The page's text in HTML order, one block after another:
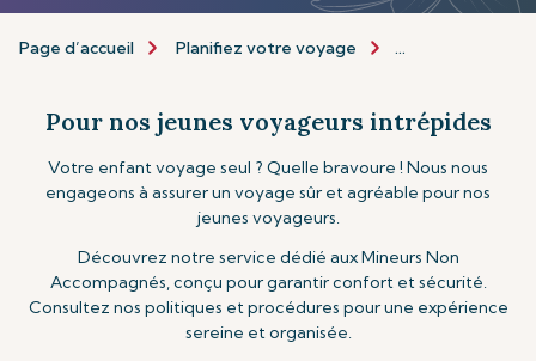
Page d’accueil Planifiez votre voyage Informations de
Pour nos jeunes voyageurs intrépides
Votre enfant voyage seul ? Quelle bravoure ! Nous nous
engageons à assurer un voyage sûr et agréable pour nos
jeunes voyageurs.
Découvrez notre service dédié aux Mineurs Non
Accompagnés, conçu pour garantir confort et sécurité.
Consultez nos politiques et procédures pour une expérience
sereine et organisée.